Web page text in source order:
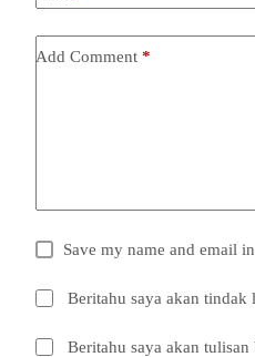
Add Comment *
Save my name and email
Beritahu saya akan
Beritahu saya akan